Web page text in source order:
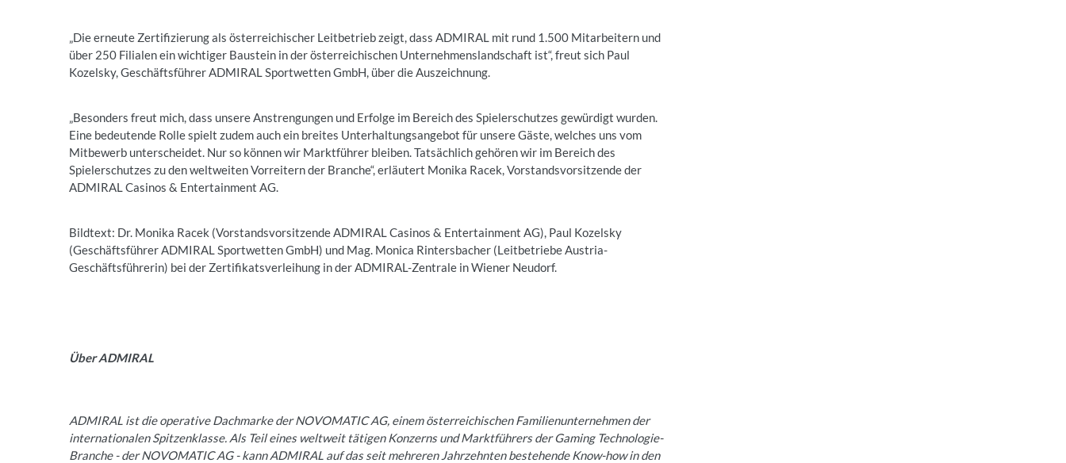
„Die erneute Zertifizierung als österreichischer Leitbetrieb zeigt, dass ADMIRAL mit rund 1.500 Mitarbeitern und
über 250 Filialen ein wichtiger Baustein in der österreichischen Unternehmenslandschaft ist“, freut sich Paul
Kozelsky, Geschäftsführer ADMIRAL Sportwetten GmbH, über die Auszeichnung.
„Besonders freut mich, dass unsere Anstrengungen und Erfolge im Bereich des Spielerschutzes gewürdigt wurden.
Eine bedeutende Rolle spielt zudem auch ein breites Unterhaltungsangebot für unsere Gäste, welches uns vom
Mitbewerb unterscheidet. Nur so können wir Marktführer bleiben. Tatsächlich gehören wir im Bereich des
Spielerschutzes zu den weltweiten Vorreitern der Branche“, erläutert Monika Racek, Vorstandsvorsitzende der
ADMIRAL Casinos & Entertainment AG.
Bildtext: Dr. Monika Racek (Vorstandsvorsitzende ADMIRAL Casinos & Entertainment AG), Paul Kozelsky
(Geschäftsführer ADMIRAL Sportwetten GmbH) und Mag. Monica Rintersbacher (Leitbetriebe Austria-
Geschäftsführerin) bei der Zertifikatsverleihung in der ADMIRAL-Zentrale in Wiener Neudorf.
Über ADMIRAL
ADMIRAL ist die operative Dachmarke der NOVOMATIC AG, einem österreichischen Familienunternehmen der
internationalen Spitzenklasse. Als Teil eines weltweit tätigen Konzerns und Marktführers der Gaming Technologie-
Branche - der NOVOMATIC AG - kann ADMIRAL auf das seit mehreren Jahrzehnten bestehende Know-how in den